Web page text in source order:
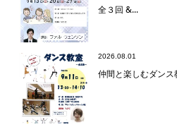
全３回 &...
2026.08.01
仲間と楽しむダンス